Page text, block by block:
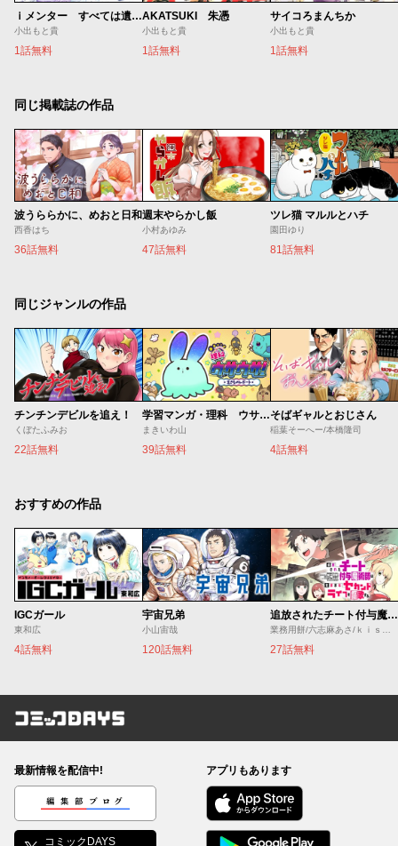
ｉメンター すべては遺伝子に支配された
小出もと貴
1話無料
AKATSUKI 朱憑
小出もと貴
1話無料
サイコろまんちか
小出もと貴
1話無料
同じ掲載誌の作品
波うららかに、めおと日和
西香はち
36話無料
週末やらかし飯
小村あゆみ
47話無料
ツレ猫 マルルとハチ
園田ゆり
81話無料
同じジャンルの作品
チンチンデビルを追え！
くぼたふみお
22話無料
学習マンガ・理科 ウサウサ！
まきいわ山
39話無料
そばギャルとおじさん
稲葉そーへー/本橋隆司
4話無料
おすすめの作品
IGCガール
東和広
4話無料
宇宙兄弟
小山宙哉
120話無料
追放されたチート付与魔術師は気ままなセカンドライフを謳歌する。 ～俺は武器だけじゃなく、あらゆるものに『強化ポイント』を付与できるし、俺の意思でいつでも効果を解除できるけど、残った人たち大丈夫？～
27話無料
コミックDAYS
最新情報を配信中!
編集部ブログ
コミックDAYS
アプリもあります